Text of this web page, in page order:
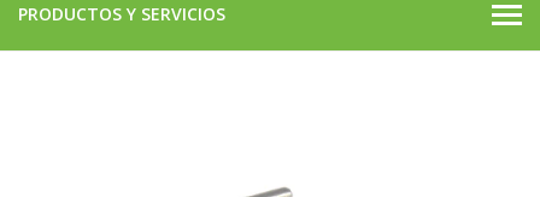
PRODUCTOS Y SERVICIOS